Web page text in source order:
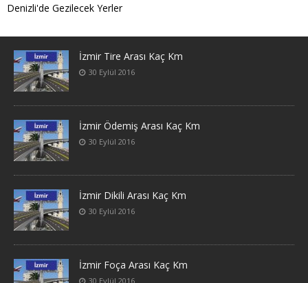
Denizli'de Gezilecek Yerler
İzmir Tire Arası Kaç Km
30 Eylül 2016
İzmir Ödemiş Arası Kaç Km
30 Eylül 2016
İzmir Dikili Arası Kaç Km
30 Eylül 2016
İzmir Foça Arası Kaç Km
30 Eylül 2016